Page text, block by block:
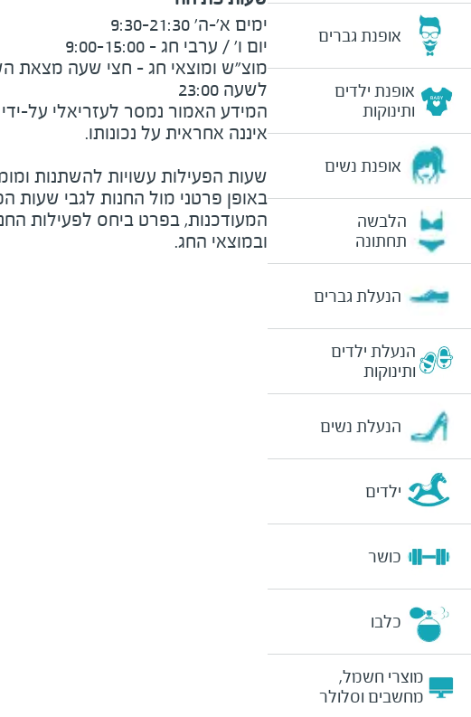
אופנת גברים
אופנת ילדים
ותינוקות
אופנת נשים
הלבשה
תחתונה
הנעלת גברים
הנעלת ילדים
ותינוקות
הנעלת נשים
ילדים
כושר
כלבו
מוצרי חשמל,
מחשבים וסלולר
לשעה 23:00
המידע האמור נמסר לעזריאלי על-ידי
שעות הפעילות עשויות להשתנות
באופן פרטני מול החנות לגבי שעות
המעודכנות, בפרט ביחס לפעילות
ובמוצאי החג.